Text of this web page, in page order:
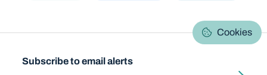
Cookies
Subscribe to email alerts